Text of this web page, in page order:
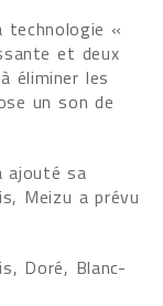
technologie «
et deux
éliminer les
un son de
ajouté sa
Meizu a prévu
Doré, Blanc-